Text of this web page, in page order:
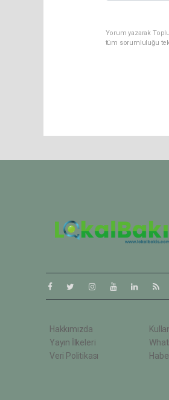
Yorum yazarak
tüm sorumluluğu
Hakkımızda
Yayın İlkeleri
Veri Politikası